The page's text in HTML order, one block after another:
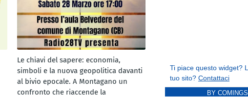
Le chiavi del sapere: economia,
simboli e la nuova geopolitica davanti
al bivio epocale. A Montagano un
confronto che riaccende la
BY